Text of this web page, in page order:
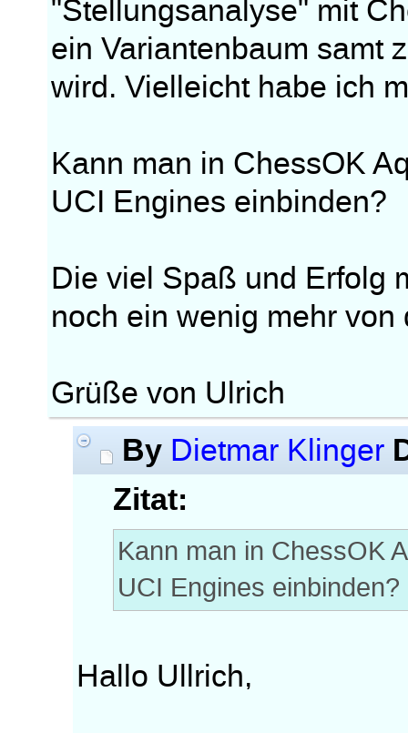
"Stellungsanalyse" mit
ein Variantenbaum samt
wird. Vielleicht habe ich
Kann man in ChessOK
UCI Engines einbinden?
Die viel Spaß und Erfolg
noch ein wenig mehr
Grüße von Ulrich
By Dietmar Klinger
Zitat:
Kann man in ChessOK
UCI Engines einbinden?
Hallo Ullrich,